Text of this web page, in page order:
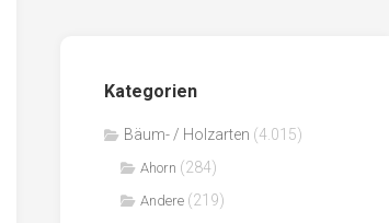
Kategorien
Bäum- / Holzarten (4.015)
Ahorn (284)
Andere (219)